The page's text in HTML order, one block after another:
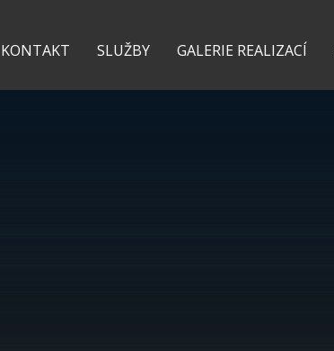
KONTAKT SLUŽBY GALERIE REALIZACÍ